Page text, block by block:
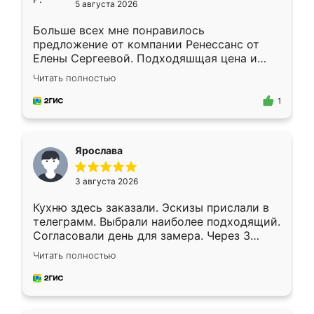
5 августа 2026
Больше всех мне понравилось
предложение от компании Ренессанс от
Елены Сергеевой. Подходяшщая цена и
короткие сроки изготовления. Приехавший
для замера сотрудник Владислав
предложил по моему эскизу самый
Читать полностью
1
Ярослава
3 августа 2026
Кухню здесь заказали. Эскизы прислали в
телеграмм. Выбрали наиболее подходящий.
Согласовали день для замера. Через 3
недели кухня была уже готова. Остались
довольны работой. Спасибо Ренессанс
мебель за качественную работу!
Читать полностью